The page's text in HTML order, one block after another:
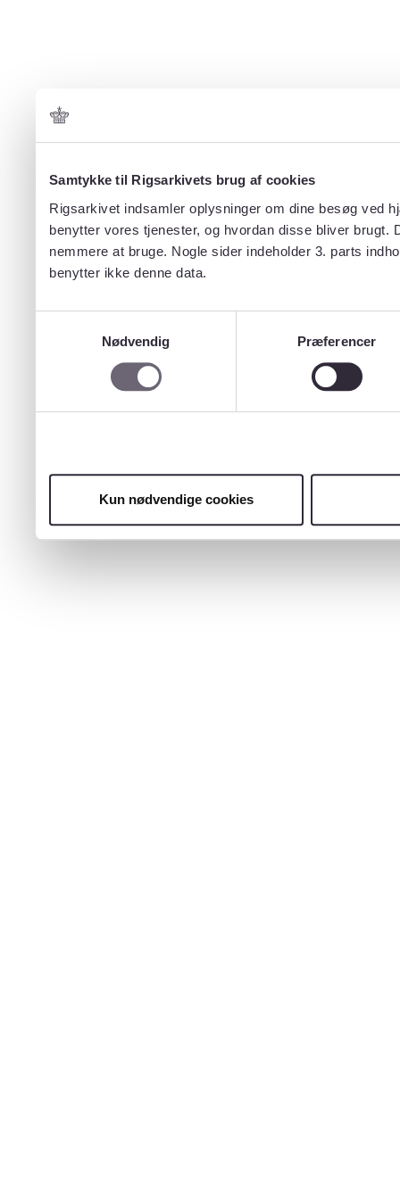
Samtykke til Rigsarkivets brug af cookies
Rigsarkivet indsamler oplysninger om dine besøg ved
benytter vores tjenester, og hvordan disse bliver
nemmere at bruge. Nogle sider indeholder 3. parts
benytter ikke denne data.
Nødvendig
Præferencer
Kun nødvendige cookies